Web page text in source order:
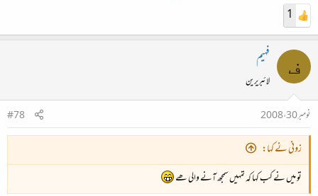
1
ف فہیم
لائبریرین
نومبر 30، 2008
#78
زونی نے کہا:
تو میں نے کب کہا کہ تمہیں سمجھ آنے والی ھے